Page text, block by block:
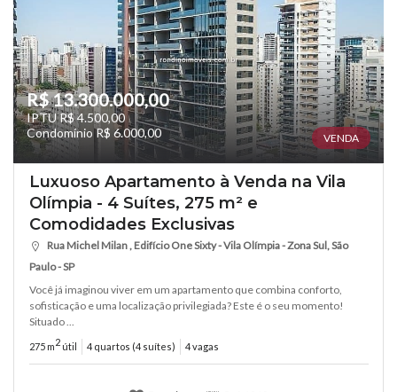
R$ 13.300.000,00
IPTU R$ 4.500,00
Condomínio R$ 6.000,00
VENDA
Luxuoso Apartamento à Venda na Vila
Olímpia - 4 Suítes, 275 m² e
Comodidades Exclusivas
Rua Michel Milan , Edifício One Sixty - Vila Olímpia - Zona Sul, São
Paulo - SP
Você já imaginou viver em um apartamento que combina conforto,
sofisticação e uma localização privilegiada? Este é o seu momento!
Situado ...
275 m2 útil 4 quartos (4 suítes) 4 vagas